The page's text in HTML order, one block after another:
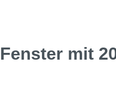
mit